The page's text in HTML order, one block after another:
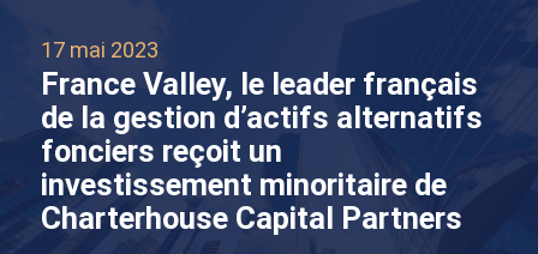
17 mai 2023
France Valley, le leader français
de la gestion d’actifs alternatifs
fonciers reçoit un
investissement minoritaire de
Charterhouse Capital Partners